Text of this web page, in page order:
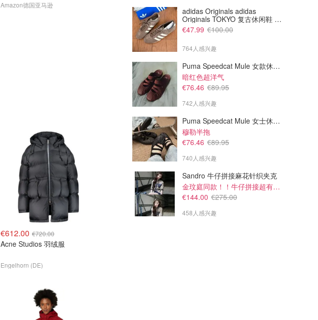
Amazon德国亚马逊
€612.00 €720.00
Acne Studios 羽绒服
Engelhorn (DE)
adidas Originals adidas
Originals TOKYO 复古休闲鞋 深
棕色
€47.99 €100.00
764人感兴趣
Puma Speedcat Mule 女款休闲运动鞋
暗红色超洋气
€76.46 €89.95
742人感兴趣
Puma Speedcat Mule 女士休闲鞋
穆勒半拖
€76.46 €89.95
740人感兴趣
Sandro 牛仔拼接麻花针织夹克
金玟庭同款！！牛仔拼接超有层次感
€144.00 €275.00
458人感兴趣